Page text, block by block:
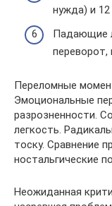
нужда) и
Падающие
переворот,
Переломные
Эмоциональные
разрозненности.
легкость.
тоску. Сравнение
ностальгические
Неожиданная